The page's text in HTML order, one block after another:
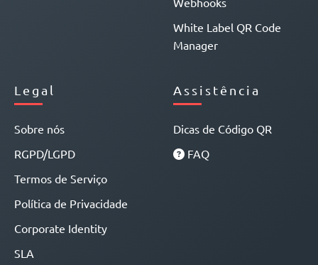
White Label QR Code
Manager
Legal
Sobre nós
RGPD/LGPD
Termos de Serviço
Política de Privacidade
Corporate Identity
SLA
Assistência
Dicas de Código QR
FAQ